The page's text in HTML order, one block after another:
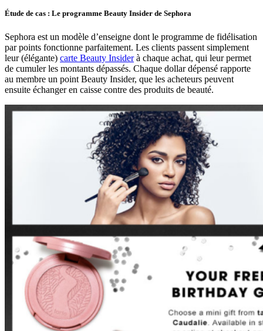
Étude de cas : Le programme Beauty Insider de Sephora
Sephora est un modèle d’enseigne dont le programme de fidélisation
par points fonctionne parfaitement. Les clients passent simplement
leur (élégante) carte Beauty Insiderà chaque achat, qui leur permet
de cumuler les montants dépassés. Chaque dollar dépensé rapporte
au membre un point Beauty Insider, que les acheteurs peuvent
ensuite échanger en caisse contre des produits de beauté.